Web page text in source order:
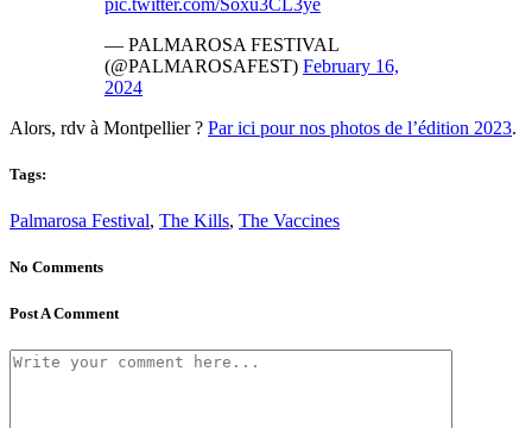
— PALMAROSA FESTIVAL
(@PALMAROSAFEST) February 16,
2024
Alors, rdv à Montpellier ? Par ici pour nos photos de l’édition 2023.
Tags:
Palmarosa Festival, The Kills, The Vaccines
No Comments
Post A Comment